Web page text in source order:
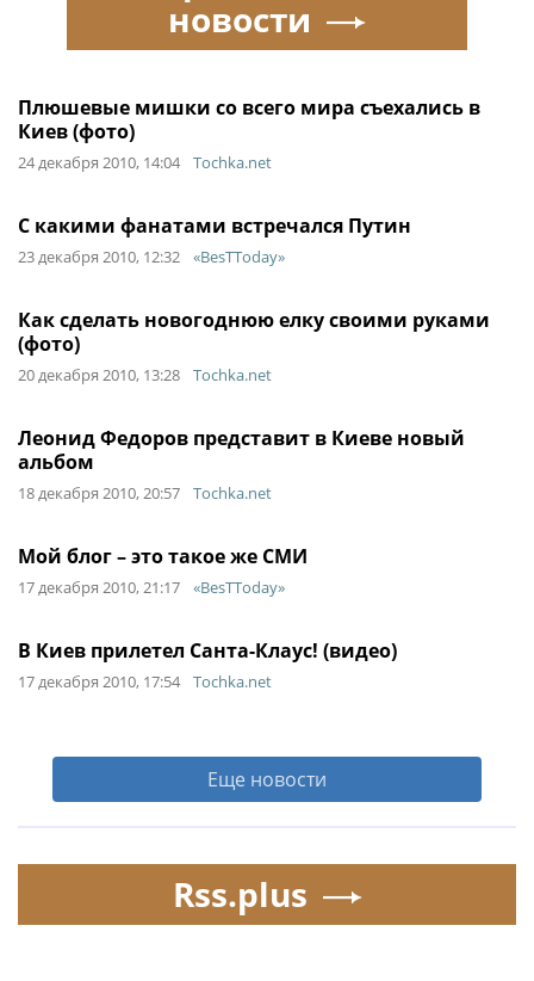
Плюшевые мишки со всего мира съехались в
Киев (фото)
24 декабря 2010, 14:04 Tochka.net
С какими фанатами встречался Путин
23 декабря 2010, 12:32 «BesTToday»
Как сделать новогоднюю елку своими руками
(фото)
20 декабря 2010, 13:28 Tochka.net
Леонид Федоров представит в Киеве новый
альбом
18 декабря 2010, 20:57 Tochka.net
Мой блог – это такое же СМИ
17 декабря 2010, 21:17 «BesTToday»
В Киев прилетел Санта-Клаус! (видео)
17 декабря 2010, 17:54 Tochka.net
Еще новости
новости
Rss.plus